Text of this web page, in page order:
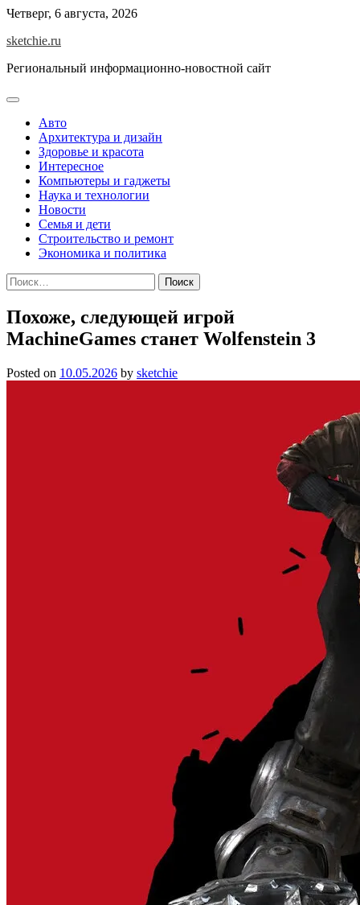
Skip
content
Четверг, 6 августа, 2026
sketchie.ru
Региональный информационно-новостной сайт
Авто
Архитектура и дизайн
Здоровье и красота
Интересное
Компьютеры и гаджеты
Наука и технологии
Новости
Семья и дети
Строительство и ремонт
Экономика и политика
Найти:
Похоже, следующей игрой
MachineGames станет Wolfenstein 3
Posted on 10.05.2026 by sketchie